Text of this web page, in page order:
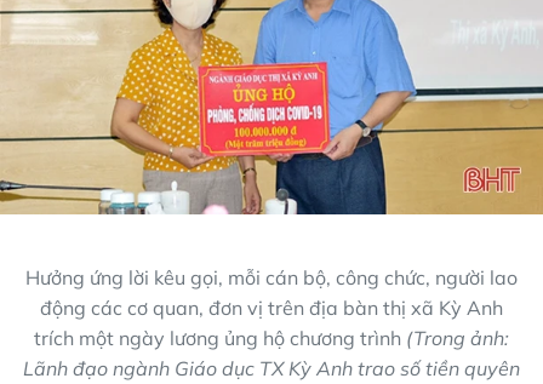
Hưởng ứng lời kêu gọi, mỗi cán bộ, công chức, người lao
động các cơ quan, đơn vị trên địa bàn thị xã Kỳ Anh
trích một ngày lương ủng hộ chương trình (Trong ảnh:
Lãnh đạo ngành Giáo dục TX Kỳ Anh trao số tiền quyên